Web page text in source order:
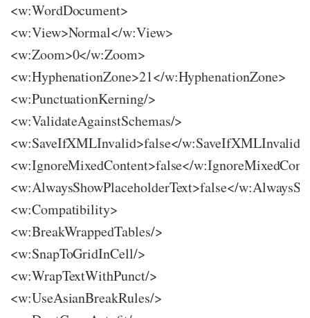
<w:WordDocument>
<w:View>Normal</w:View>
<w:Zoom>0</w:Zoom>
<w:HyphenationZone>21</w:HyphenationZone>
<w:PunctuationKerning/>
<w:ValidateAgainstSchemas/>
<w:SaveIfXMLInvalid>false</w:SaveIfXMLInvalid>
<w:IgnoreMixedContent>false</
<w:AlwaysShowPlaceholderText>false</
<w:Compatibility>
<w:BreakWrappedTables/>
<w:SnapToGridInCell/>
<w:WrapTextWithPunct/>
<w:UseAsianBreakRules/>